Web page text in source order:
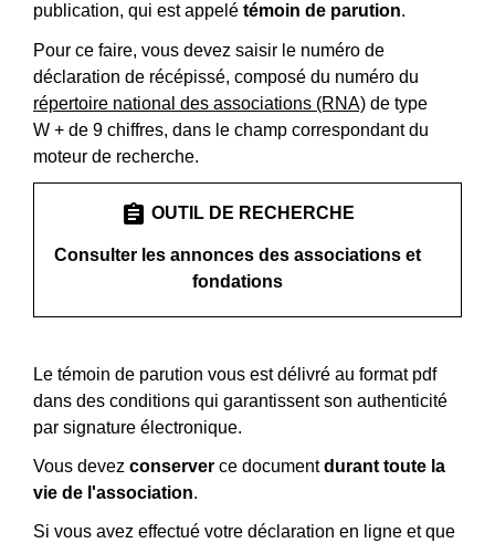
publication, qui est appelé témoin de parution.
Pour ce faire, vous devez saisir le numéro de
déclaration de récépissé, composé du numéro du
répertoire national des associations (RNA) de type
W + de 9 chiffres, dans le champ correspondant du
moteur de recherche.
assignment OUTIL DE RECHERCHE
Consulter les annonces des associations et
fondations
Le témoin de parution vous est délivré au format pdf
dans des conditions qui garantissent son authenticité
par signature électronique.
Vous devez conserver ce documentdurant toute la
vie de l'association.
Si vous avez effectué votre déclaration en ligne et que